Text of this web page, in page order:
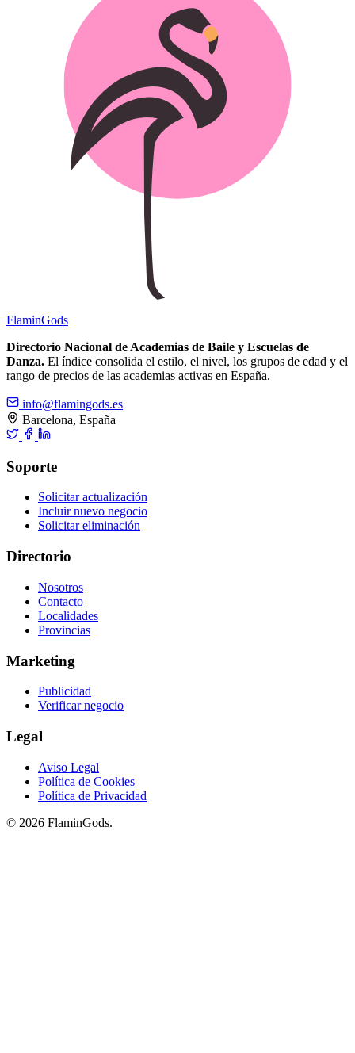
FlaminGods
Directorio Nacional de Academias de Baile y Escuelas de
Danza. El índice consolida el estilo, el nivel, los grupos de edad y el
rango de precios de las academias activas en España.
info@flamingods.es
Barcelona, España
Soporte
Solicitar actualización
Incluir nuevo negocio
Solicitar eliminación
Directorio
Nosotros
Contacto
Localidades
Provincias
Marketing
Publicidad
Verificar negocio
Legal
Aviso Legal
Política de Cookies
Política de Privacidad
© 2026 FlaminGods.